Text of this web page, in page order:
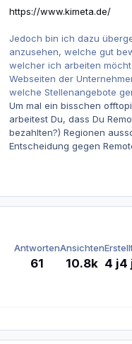
https://www.kimeta.de/
Jedoch bin ich dazu
anzusehen, welche gut
welcher ich arbeiten
Webseiten der
welche Stellenangebote
Um mal ein bisschen
arbeitest Du, dass Du
bezahlten?) Regionen
Entscheidung gegen
Antworten
61
Ansichten
10.8k 4 j4